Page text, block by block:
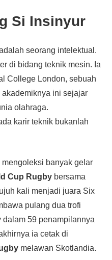
Si Insinyur
seorang intelektual.
di bidang teknik mesin. Ia
College London, sebuah
ini sejajar
olahraga.
karir teknik bukanlah
banyak gelar
Cup Rugbybersama
kali menjadi juara Six
pulang dua trofi
dalam 59 penampilannya
ia cetak di
melawan Skotlandia.